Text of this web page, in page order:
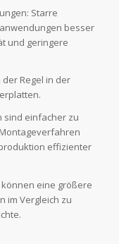
Starre
besser
und geringere
Regel in der
sind einfacher zu
effizienter
eine größere
im Vergleich zu